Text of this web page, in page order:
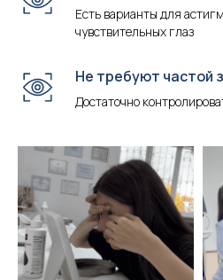
Есть варианты для
чувствительных глаз
Не требуют частой
Достаточно